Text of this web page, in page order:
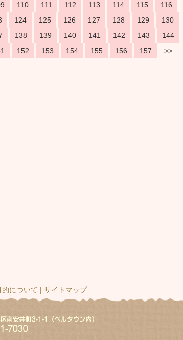
110 111 112 113 114 115
116
124 125 126 127 128 129
130
138 139 140 141 142 143
144
152 153 154 155 156 157 >>
について | サイトマップ